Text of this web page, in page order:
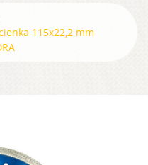
115x22,2 mm